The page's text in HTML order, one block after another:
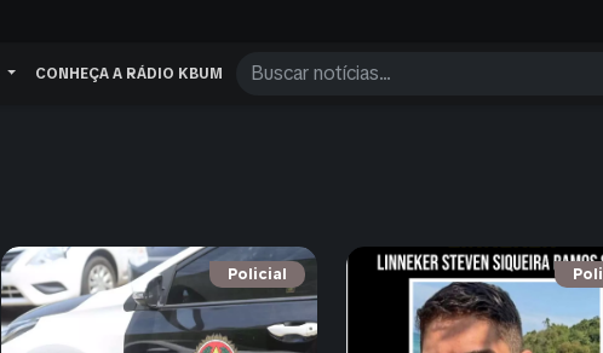
CONHEÇA A RÁDIO KBUM
Policial